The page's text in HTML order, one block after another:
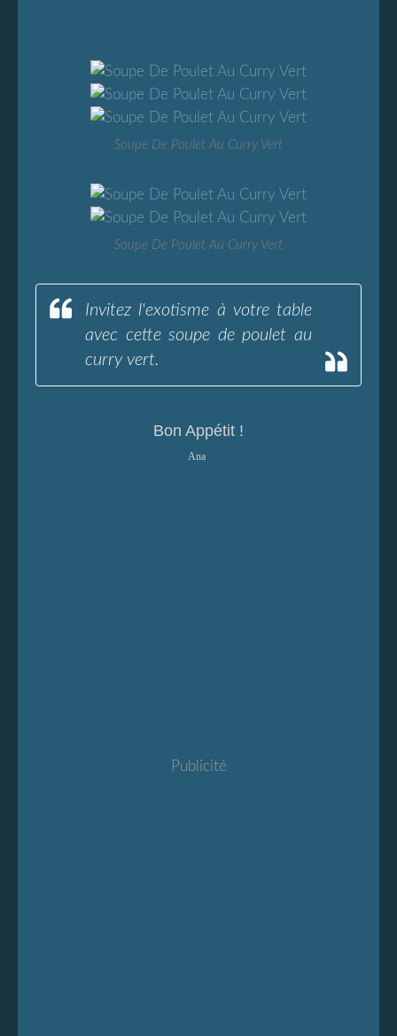
Soupe De Poulet Au Curry Vert
Soupe De Poulet Au Curry Vert
Invitez l'exotisme à votre table
avec cette soupe de poulet au
curry vert.
Bon Appétit !
Ana
Publicité